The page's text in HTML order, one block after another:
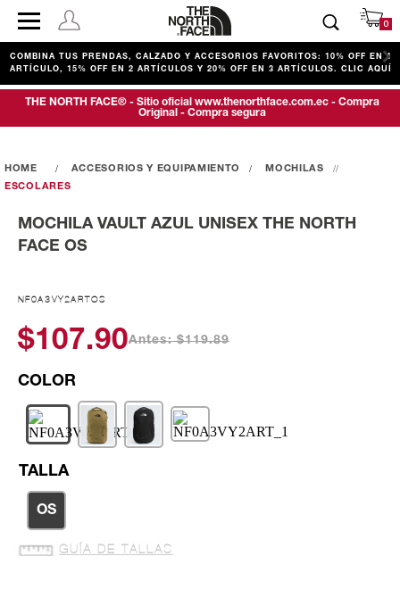
0
COMBINA TUS PRENDAS, CALZADO Y ACCESORIOS FAVORITOS: 10% OFF EN 1
ARTÍCULO, 15% OFF EN 2 ARTÍCULOS Y 20% OFF EN 3 ARTÍCULOS. CLIC AQUÍ
THE NORTH FACE® - Sitio oficial www.thenorthface.com.ec - Compra
Original - Compra segura
ACCESORIOS Y EQUIPAMIENTO
MOCHILAS
ESCOLARES
MOCHILA VAULT AZUL UNISEX THE NORTH
FACE OS
NF0A3VY2ARTOS
$107.90Antes: $119.89
TALLA
OS
GUÍA DE TALLAS